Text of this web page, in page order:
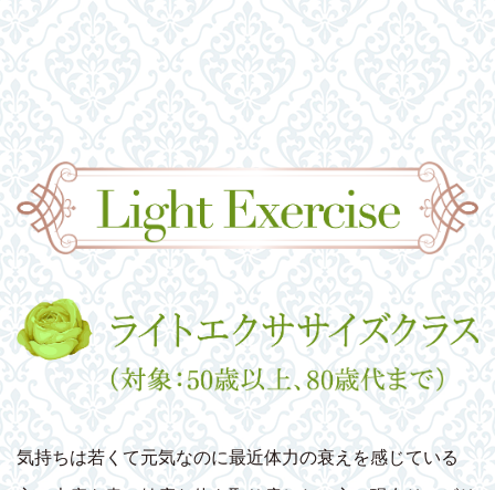
気持ちは若くて元気なのに最近体力の衰えを感じている